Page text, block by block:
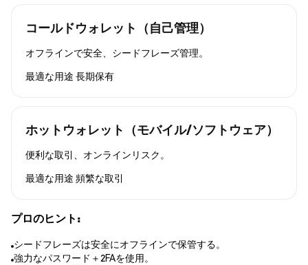
コールドウォレット（自己管理）
オフラインで安全、シードフレーズ管理。
最適な用途 長期保有
ホットウォレット（モバイル/ソフトウェア）
便利な取引、オンラインリスク。
最適な用途 頻繁な取引
プロのヒント:
シードフレーズは安全にオフラインで保管する。
強力なパスワード＋2FAを使用。